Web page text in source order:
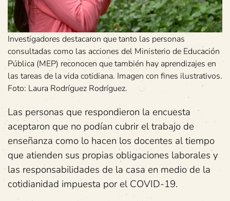
Investigadores destacaron que tanto las personas
consultadas como las acciones del Ministerio de Educación
Pública (MEP) reconocen que también hay aprendizajes en
las tareas de la vida cotidiana. Imagen con fines ilustrativos.
Foto: Laura Rodríguez Rodríguez.
Las personas que respondieron la encuesta
aceptaron que no podían cubrir el trabajo de
enseñanza como lo hacen los docentes al tiempo
que atienden sus propias obligaciones laborales y
las responsabilidades de la casa en medio de la
cotidianidad impuesta por el COVID-19.